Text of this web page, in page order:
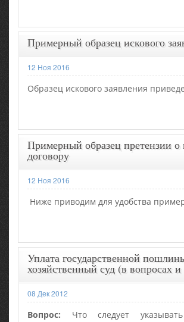
Примерный образец искового
12 Ноя 2016
Образец искового заявления
Примерный образец претензии
договору
12 Ноя 2016
Ниже приводим для удобства
Уплата государственной
хозяйственный суд (в вопросах и
08 Дек 2012
Вопрос: Что следует